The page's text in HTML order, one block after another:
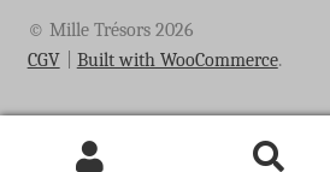
© Mille Trésors 2026
CGV
Built with WooCommerce.